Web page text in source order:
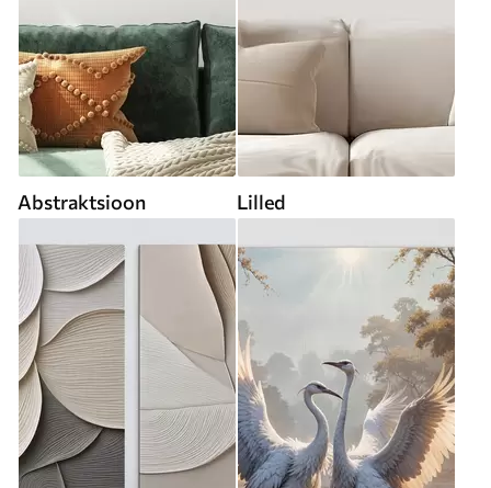
Abstraktsioon Lilled